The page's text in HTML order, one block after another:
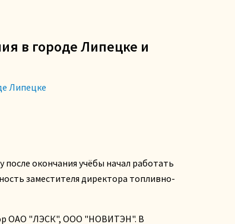
в городе Липецке и
Липецке
окончания учёбы начал работать
заместителя директора топливно-
ОАО "ЛЭСК", ООО "НОВИТЭН". В